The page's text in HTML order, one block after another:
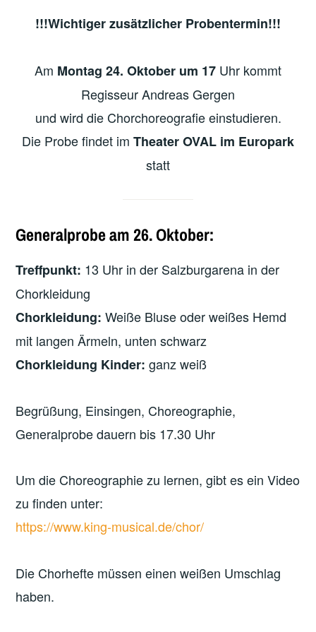
!!!Wichtiger zusätzlicher Probentermin!!!
Am Montag 24. Oktober um 17 Uhr kommt
Regisseur Andreas Gergen
und wird die Chorchoreografie einstudieren.
Die Probe findet im Theater OVAL im Europark
statt
Generalprobe am 26. Oktober:
Treffpunkt: 13 Uhr in der Salzburgarena in der
Chorkleidung
Chorkleidung:Weiße Bluse oder weißes Hemd
mit langen Ärmeln, unten schwarz
Chorkleidung Kinder: ganz weiß
Begrüßung, Einsingen, Choreographie,
Generalprobe dauern bis 17.30 Uhr
Um die Choreographie zu lernen, gibt es ein Video
zu finden unter:
https://www.king-musical.de/chor/
Die Chorhefte müssen einen weißen Umschlag
haben.